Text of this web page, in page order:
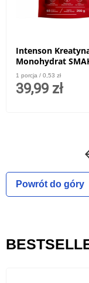
Intenson
Monohydrat
- 260g
1 porcja / 0,53 zł
39,99 zł
Powrót do góry